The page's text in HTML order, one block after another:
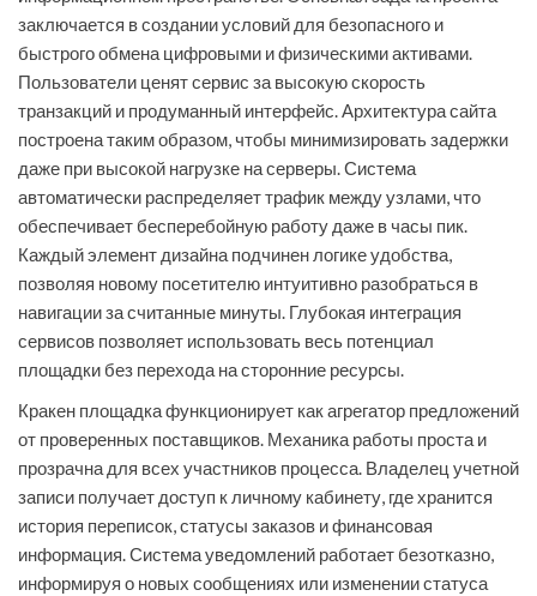
заключается в создании условий для безопасного и
быстрого обмена цифровыми и физическими активами.
Пользователи ценят сервис за высокую скорость
транзакций и продуманный интерфейс. Архитектура сайта
построена таким образом, чтобы минимизировать задержки
даже при высокой нагрузке на серверы. Система
автоматически распределяет трафик между узлами, что
обеспечивает бесперебойную работу даже в часы пик.
Каждый элемент дизайна подчинен логике удобства,
позволяя новому посетителю интуитивно разобраться в
навигации за считанные минуты. Глубокая интеграция
сервисов позволяет использовать весь потенциал
площадки без перехода на сторонние ресурсы.
Кракен площадка функционирует как агрегатор предложений
от проверенных поставщиков. Механика работы проста и
прозрачна для всех участников процесса. Владелец учетной
записи получает доступ к личному кабинету, где хранится
история переписок, статусы заказов и финансовая
информация. Система уведомлений работает безотказно,
информируя о новых сообщениях или изменении статуса